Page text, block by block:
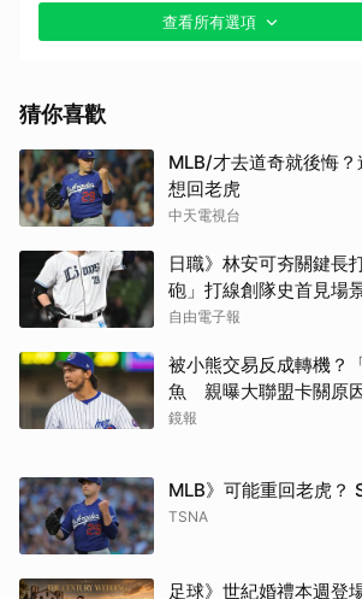
其他（歡迎貼文分享）
查看所有選項
猜你喜歡
MLB/才去道奇就後悔？
想回老虎
中天電視台
日職》林安可夯關鍵長
砲」打線創隊史首見場
自由電子報
被小熊交易反成轉機？
魚 親曝大聯盟卡關原
鏡報
MLB》可能重回老虎？
TSNA
足球》世紀婚禮本週